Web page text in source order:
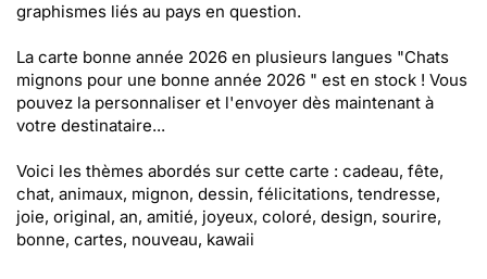
graphismes liés au pays en question.
La carte bonne année 2026 en plusieurs langues "Chats
mignons pour une bonne année 2026 " est en stock ! Vous
pouvez la personnaliser et l'envoyer dès maintenant à
votre destinataire...
Voici les thèmes abordés sur cette carte : cadeau, fête,
chat, animaux, mignon, dessin, félicitations, tendresse,
joie, original, an, amitié, joyeux, coloré, design, sourire,
bonne, cartes, nouveau, kawaii